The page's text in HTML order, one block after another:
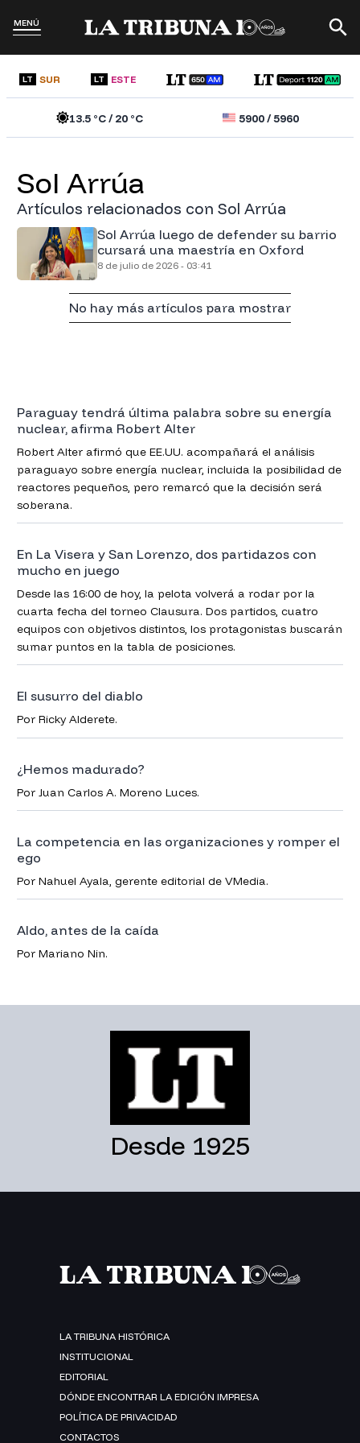
MENÚ
LT SUR LT ESTE
13.5 °C /20 °C 5900/5960
Sol Arrúa
Artículos relacionados con Sol Arrúa
Sol Arrúa luego de defender su barrio
cursará una maestría en Oxford
8 de julio de 2026 - 03:41
No hay más artículos para mostrar
Paraguay tendrá última palabra sobre su energía
nuclear, afirma Robert Alter
Robert Alter afirmó que EE.UU. acompañará el análisis
paraguayo sobre energía nuclear, incluida la posibilidad de
reactores pequeños, pero remarcó que la decisión será
soberana.
En La Visera y San Lorenzo, dos partidazos con
mucho en juego
Desde las 16:00 de hoy, la pelota volverá a rodar por la
cuarta fecha del torneo Clausura. Dos partidos, cuatro
equipos con objetivos distintos, los protagonistas buscarán
sumar puntos en la tabla de posiciones.
El susurro del diablo
Por Ricky Alderete.
¿Hemos madurado?
Por Juan Carlos A. Moreno Luces.
La competencia en las organizaciones y romper el
ego
Por Nahuel Ayala, gerente editorial de VMedia.
Aldo, antes de la caída
Por Mariano Nin.
Desde 1925
LA TRIBUNA HISTÓRICA
INSTITUCIONAL
EDITORIAL
DÓNDE ENCONTRAR LA EDICIÓN IMPRESA
POLÍTICA DE PRIVACIDAD
CONTACTOS